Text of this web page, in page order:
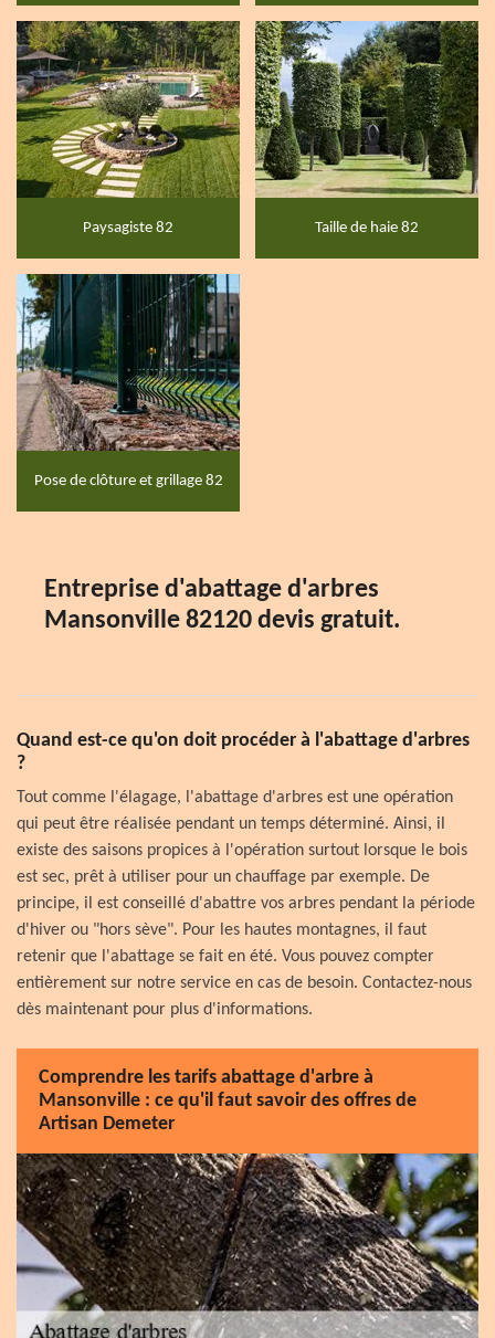
Paysagiste 82 Taille de haie 82
Pose de clôture et grillage 82
Entreprise d'abattage d'arbres
Mansonville 82120 devis gratuit.
Quand est-ce qu'on doit procéder à l'abattage d'arbres
?
Tout comme l'élagage, l'abattage d'arbres est une opération
qui peut être réalisée pendant un temps déterminé. Ainsi, il
existe des saisons propices à l'opération surtout lorsque le bois
est sec, prêt à utiliser pour un chauffage par exemple. De
principe, il est conseillé d'abattre vos arbres pendant la période
d'hiver ou "hors sève". Pour les hautes montagnes, il faut
retenir que l'abattage se fait en été. Vous pouvez compter
entièrement sur notre service en cas de besoin. Contactez-nous
dès maintenant pour plus d'informations.
Comprendre les tarifs abattage d'arbre à
Mansonville : ce qu'il faut savoir des offres de
Artisan Demeter